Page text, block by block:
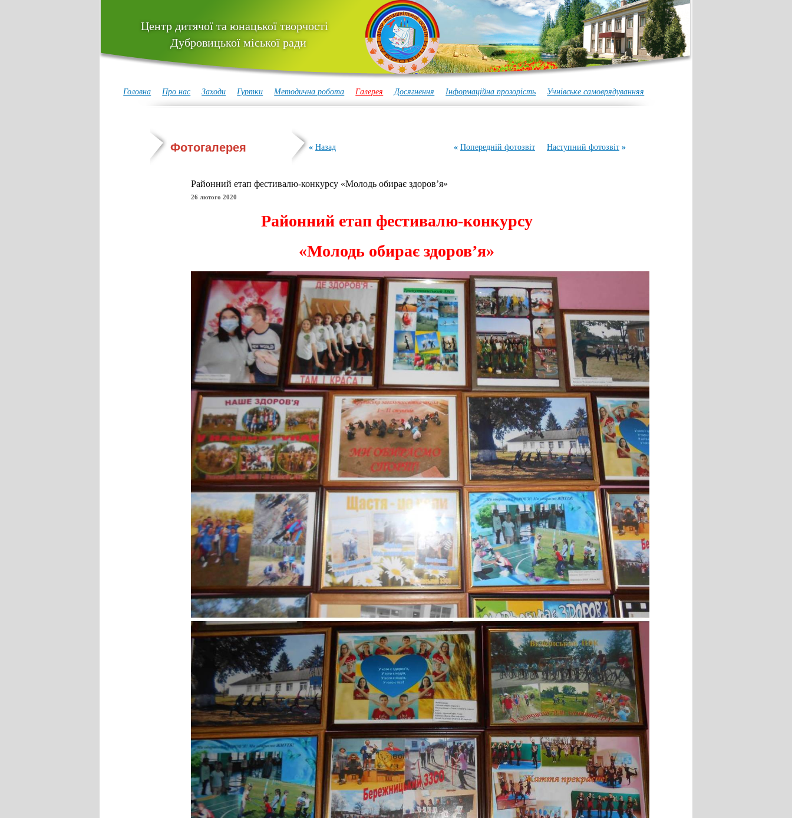
Центр дитячої та юнацької творчості
Дубровицької міської ради
Головна Про нас Заходи Гуртки Методична робота Галерея Досягнення Інформаційна прозорість Учнівське самоврядуванняя
Фотогалерея « Назад « Попередній фотозвіт Наступний фотозвіт »
Районний етап фестивалю-конкурсу «Молодь обирає здоров’я»
26 лютого 2020
Районний етап фестивалю-конкурсу
«Молодь обирає здоров’я»